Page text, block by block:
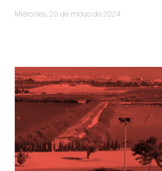
miércoles, 29 de mayo de 2024